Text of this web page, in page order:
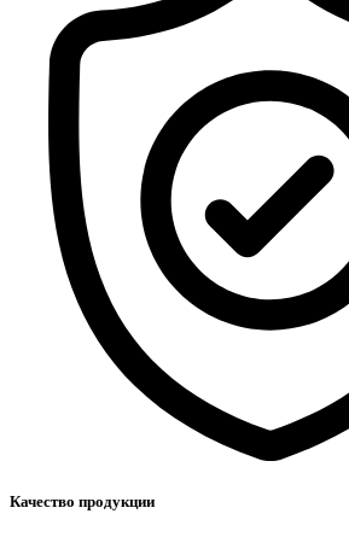
Качество продукции